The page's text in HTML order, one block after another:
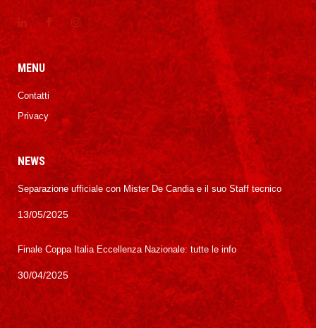
MENU
Contatti
Privacy
NEWS
Separazione ufficiale con Mister De Candia e il suo Staff tecnico
13/05/2025
Finale Coppa Italia Eccellenza Nazionale: tutte le info
30/04/2025